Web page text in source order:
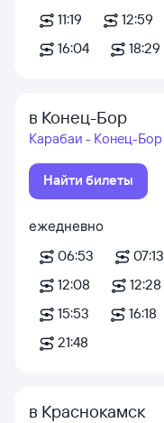
11:19
12:59
16:04
18:29
в Конец-Бор
Карабаи - Конец-Бор
Найти билеты
ежедневно
06:53
07:13
12:08
12:28
15:53
16:18
21:48
в Краснокамск